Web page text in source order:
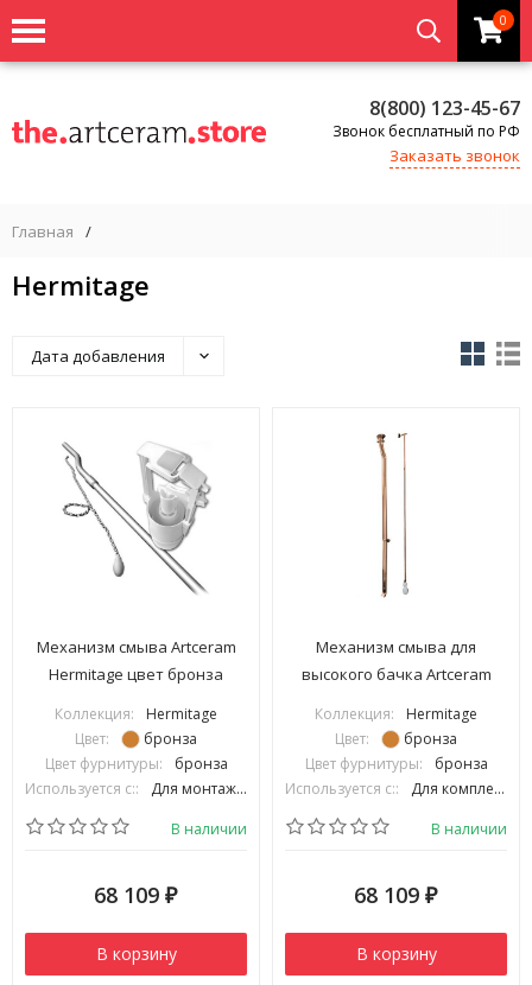
0
8(800) 123-45-67
Звонок бесплатный по РФ
Заказать звонок
Главная /
Hermitage
Дата добавления
Механизм смыва Artceram
Hermitage цвет бронза
Коллекция:
Hermitage
Цвет:
бронза
Цвет фурнитуры:
бронза
Используется с::
Для монтажа с бачками для унитаза ArtCeram на низкой трубе
В наличии
68 109 ₽
В корзину
Механизм смыва для
высокого бачка Artceram
HEA006 72
Коллекция:
Hermitage
Цвет:
бронза
Цвет фурнитуры:
бронза
Используется с::
Для комплектации с высокими бачками для унитаза
В наличии
68 109 ₽
В корзину